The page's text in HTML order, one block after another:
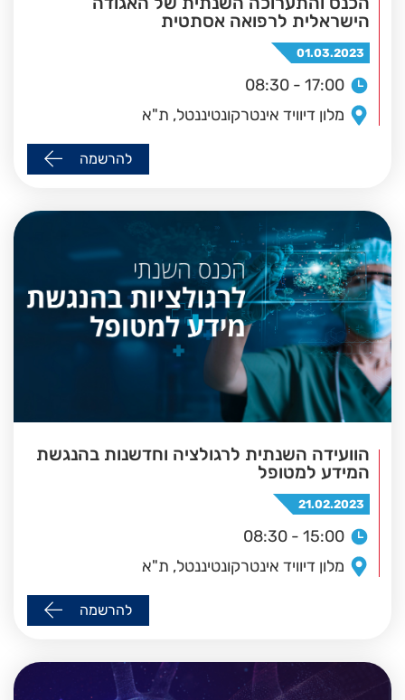
הישראלית לרפואה אסתטית
01.03.2023
08:30 - 17:00
מלון דיוויד אינטרקונטיננטל, ת"א
להרשמה
הוועידה השנתית לרגולציה וחדשנות בהנגשת
המידע למטופל
21.02.2023
08:30 - 15:00
מלון דיוויד אינטרקונטיננטל, ת"א
להרשמה